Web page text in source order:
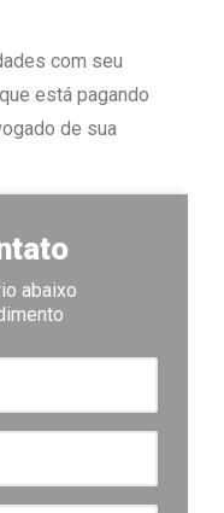
com seu
está pagando
de sua
abaixo